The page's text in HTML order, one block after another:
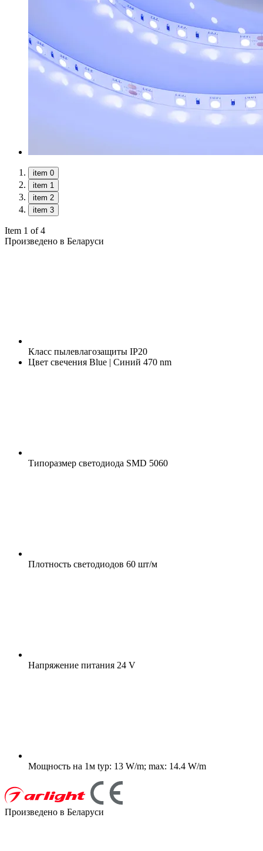
item 0
item 1
item 2
item 3
Item 1 of 4
Произведено в Беларуси
Класс пылевлагозащиты IP20
Цвет свечения Blue | Синий 470 nm
Типоразмер светодиода SMD 5060
Плотность светодиодов 60 шт/м
Напряжение питания 24 V
Мощность на 1м typ: 13 W/m; max: 14.4 W/m
Произведено в Беларуси